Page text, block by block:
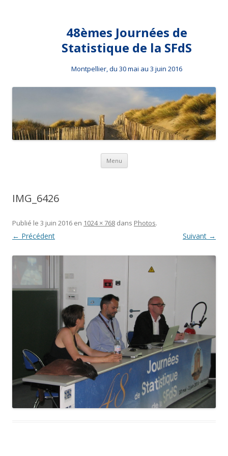
48èmes Journées de
Statistique de la SFdS
Montpellier, du 30 mai au 3 juin 2016
Menu Aller au contenu principal
IMG_6426
Publié le 3 juin 2016 en 1024 × 768 dans Photos.
← Précédent Suivant →